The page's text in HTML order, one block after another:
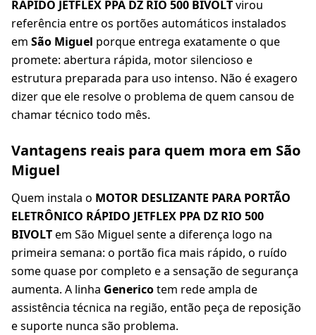
RÁPIDO JETFLEX PPA DZ RIO 500 BIVOLTvirou
referência entre os portões automáticos instalados
em São Miguel porque entrega exatamente o que
promete: abertura rápida, motor silencioso e
estrutura preparada para uso intenso. Não é exagero
dizer que ele resolve o problema de quem cansou de
chamar técnico todo mês.
Vantagens reais para quem mora em São
Miguel
Quem instala o MOTOR DESLIZANTE PARA PORTÃO
ELETRÔNICO RÁPIDO JETFLEX PPA DZ RIO 500
BIVOLTem São Miguel sente a diferença logo na
primeira semana: o portão fica mais rápido, o ruído
some quase por completo e a sensação de segurança
aumenta. A linha Genericotem rede ampla de
assistência técnica na região, então peça de reposição
e suporte nunca são problema.